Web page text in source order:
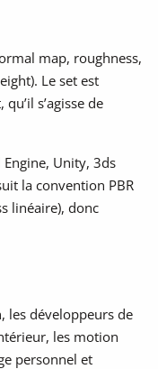
map, roughness,
Le set est
s’agisse de
Unity, 3ds
la convention PBR
linéaire), donc
les développeurs de
les motion
personnel et